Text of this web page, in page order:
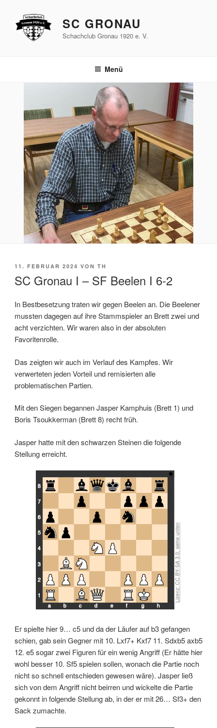
springen
SC GRONAU
Schachclub Gronau 1920 e. V.
Menü
VERÖFFENTLICHT
11. FEBRUAR 2024 VON TH
SC Gronau I – SF Beelen I 6-2
In Bestbesetzung traten wir gegen Beelen an. Die Beelener
mussten dagegen auf ihre Stammspieler an Brett zwei und
acht verzichten. Wir waren also in der absoluten
Favoritenrolle.
Das zeigten wir auch im Verlauf des Kampfes. Wir
verwerteten jeden Vorteil und remisierten alle
problematischen Partien.
Mit den Siegen begannen Jasper Kamphuis (Brett 1) und
Boris Tsoukkerman (Brett 8) recht früh.
Jasper hatte mit den schwarzen Steinen die folgende
Stellung erreicht.
8
7
6
5
4
3
2
1
a
b c d e f g h
Lizenz: CC BY-SA 3.0, siehe unten
Er spielte hier 9… c5 und da der Läufer auf b3 gefangen
schien, gab sein Gegner mit 10. Lxf7+ Kxf7 11. Sdxb5 axb5
12. e5 sogar zwei Figuren für ein wenig Angriff (Er hätte hier
wohl besser 10. Sf5 spielen sollen, wonach die Partie noch
nicht so schnell entschieden gewesen wäre). Jasper ließ
sich von dem Angriff nicht beirren und wickelte die Partie
gekonnt in folgende Stellung ab, in der er mit 26… Sf3+ den
Sack zumachte.
Lizenz: CC BY-SA 3.0, siehe unten